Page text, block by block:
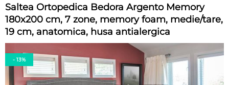
Saltea Ortopedica Bedora Argento Memory
180x200 cm, 7 zone, memory foam, medie/tare,
19 cm, anatomica, husa antialergica
- 13%